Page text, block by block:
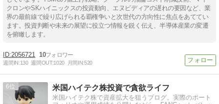
クロンやSKハイニックスの投資動向、エヌビディアの遅れの要因など、業
界の最前線で繰り広げられる覇権争いと次世代の方向性に焦点をあててい
ます。投資判断や未来の展望に役立つ情報を鋭く伝え、半導体産業の変遷
を俯瞰します。
2056721 10
週間IN:130 週間OUT:1020 月間IN:520
6 米国ハイテク株投資で貪欲ライフ
米国ハイテク株で資産拡大を狙うブログ。実際のポート